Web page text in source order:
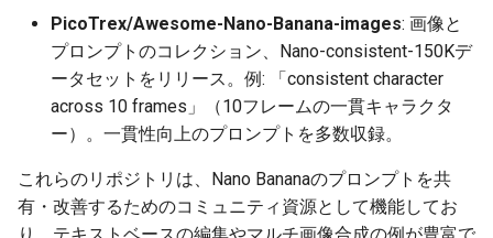
2026-04-22
2026-04-21
2026-04-20
2026-04-19
2025-10-07
2025-10-06
2025-10-05
2025-10-04
2026-04-22
2026-04-21
2026-04-20
2026-04-19
2025-10-07
2025-10-06
2025-10-05
2025-10-04
2026-04-19
2026-04-18
2026-04-17
2026-04-16
2026-04-18
2026-04-17
2026-04-16
2026-04-15
2025-10-07
2025-10-06
2025-10-05
2025-10-04
PicoTrex/Awesome-Nano-Banana-images: 画像と
プロンプトのコレクション、Nano-consistent-150Kデ
ータセットをリリース。例: 「consistent character
across 10 frames」（10フレームの一貫キャラクタ
ー）。一貫性向上のプロンプトを多数収録。
これらのリポジトリは、Nano Bananaのプロンプトを共
有・改善するためのコミュニティ資源として機能してお